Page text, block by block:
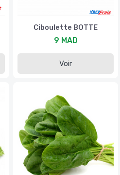
Ciboulette BOTTE
9 MAD
Voir